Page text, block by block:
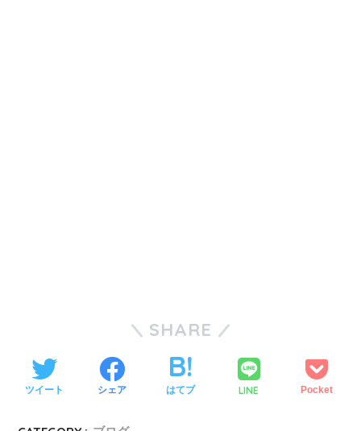
SHARE
ツイート シェア はてブ LINE Pocket